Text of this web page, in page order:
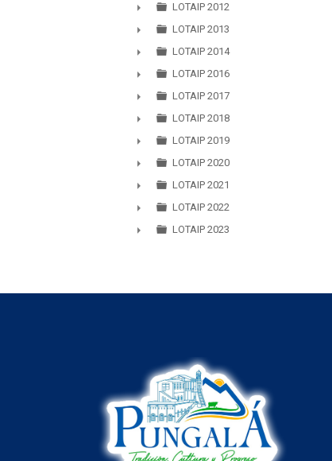
►
LOTAIP 2012
►
LOTAIP 2013
►
LOTAIP 2014
►
LOTAIP 2016
►
LOTAIP 2017
►
LOTAIP 2018
►
LOTAIP 2019
►
LOTAIP 2020
►
LOTAIP 2021
►
LOTAIP 2022
LOTAIP 2023